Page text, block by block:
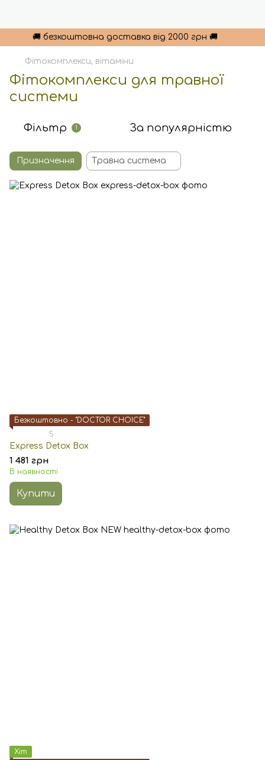
🚚 безкоштовна доставка від 2000 грн 🚚
Фітокомплекси, вітаміни
Фітокомплекси для травної
системи
Фільтр 1 За популярністю
Призначення Травна система
Безкоштовно - "DOCTOR CHOICE"
5
Express Detox Box
1 481 грн
В наявності
Купити
Хіт